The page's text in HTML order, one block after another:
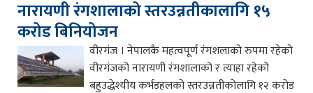
नारायणी रंगशालाको स्तरउन्नतीकालागि १५
करोड बिनियोजन
वीरगंज । नेपालकै महत्वपूर्ण रंगशलाको रुपमा रहेको
वीरगंजको नारायणी रंगशालाको र त्याहा रहेको
बहुउद्धेश्यीय कर्भडहलको स्तरउन्नतीकोलागि १२ करोड